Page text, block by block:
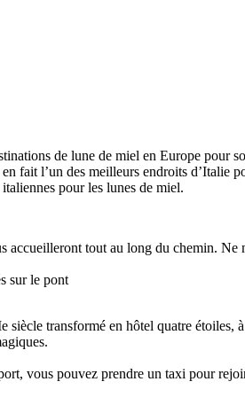
de lune de miel en Europe pour
fait l’un des meilleurs endroits d’Italie
pour les lunes de miel.
tout au long du chemin.
sur le pont
transformé en hôtel quatre étoiles,
vous pouvez prendre un taxi pour